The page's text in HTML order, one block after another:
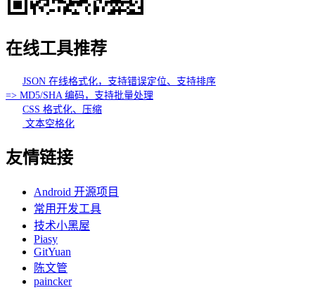
在线工具推荐
JSON 在线格式化，支持错误定位、支持排序
=> MD5/SHA 编码，支持批量处理
CSS 格式化、压缩
文本空格化
友情链接
Android 开源项目
常用开发工具
技术小黑屋
Piasy
GitYuan
陈文管
paincker